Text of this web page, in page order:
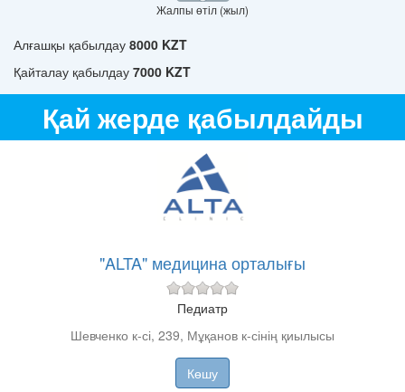
Жалпы өтіл (жыл)
Алғашқы қабылдау 8000 KZT
Қайталау қабылдау 7000 KZT
Қай жерде қабылдайды
"ALTA" медицина орталығы
Педиатр
Шевченко к-сі, 239, Мұқанов к-сінің қиылысы
Көшу